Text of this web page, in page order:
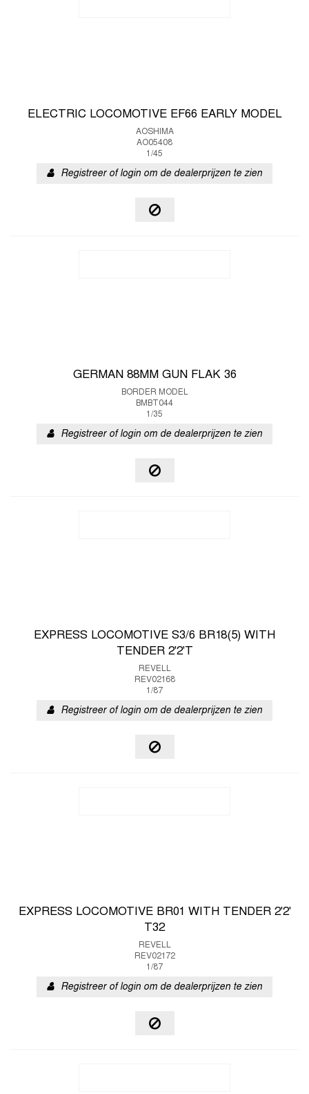
ELECTRIC LOCOMOTIVE EF66 EARLY MODEL
AOSHIMA
AO05408
1/45
Registreer of login om de dealerprijzen te zien
GERMAN 88MM GUN FLAK 36
BORDER MODEL
BMBT044
1/35
Registreer of login om de dealerprijzen te zien
EXPRESS LOCOMOTIVE S3/6 BR18(5) WITH
TENDER 2'2'T
REVELL
REV02168
1/87
Registreer of login om de dealerprijzen te zien
EXPRESS LOCOMOTIVE BR01 WITH TENDER 2'2'
T32
REVELL
REV02172
1/87
Registreer of login om de dealerprijzen te zien